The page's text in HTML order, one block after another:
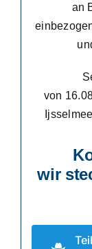
an
von
wir